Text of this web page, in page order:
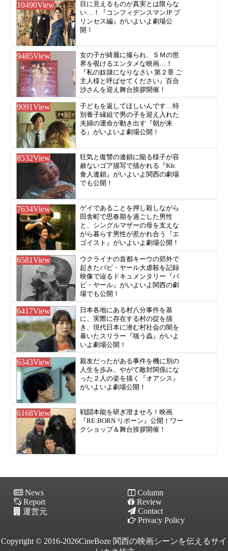
10490View
目に見えるものが真実とは限らな
い…！『コンフィデンスマンJP プ
リンセス編』がいよいよ劇場公
開！
9485View
女の子が綺麗に撮られ、ＳＭの世
界を覗けるエンタメな映画…！
『私の奴隷になりなさい 第２章 ご
主人様と呼ばせてください』百合
沙さんを迎え舞台挨拶開催！
9091View
子どもを返してほしいんです…特
別養子縁組で男の子を迎え入れた
夫婦の運命が動き出す『朝が来
る』がいよいよ劇場公開！
8532View
狂気と復讐の連鎖に陥る様子が容
赦ないゴア描写で描かれる『Kfc
食人連鎖』がいよいよ関西の劇場
でも公開！
7634View
ゲイであることを押し殺しながら
田舎町で思春期を過ごした男性
と、シングルマザーの母を支えな
がら暮らす男性が惹かれ合う『エ
ゴイスト』がいよいよ劇場公開！
6581View
ウクライナの首都キーウの郊外で
起きたバビ・ヤール大虐殺を記録
映像で辿るドキュメンタリー『バ
ビ・ヤール』がいよいよ関西の劇
場でも公開！
6417View
日本各地にある村八分事件を基
に、実際に存在する村の掟を描
き、現代日本に潜む村社会の闇を
暴いたスリラー『嗤う蟲』がいよ
いよ劇場公開！
6343View
親友だったがある事件を機に別の
人生を歩み、やがて敵対関係にな
った２人の姿を描く『オアシス』
がいよいよ劇場公開！
6168View
戦闘本能を研ぎ澄ませろ！映画
『RE:BORN リボーン』公開！ワー
クショップ＆舞台挨拶開催！
News
Column
Report
Review
運営元
Contact
Privacy Policy
Copyright © 2016-2026CineBoze 関西の映画シーンを伝えるサイ